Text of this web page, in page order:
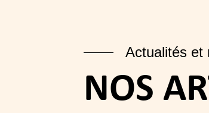
Actualités et
NOS